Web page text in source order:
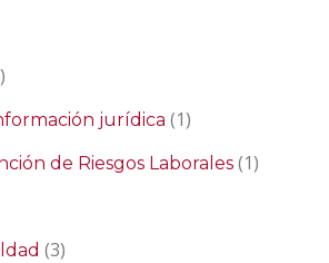
jurídica (1)
de Riesgos Laborales (1)
(3)